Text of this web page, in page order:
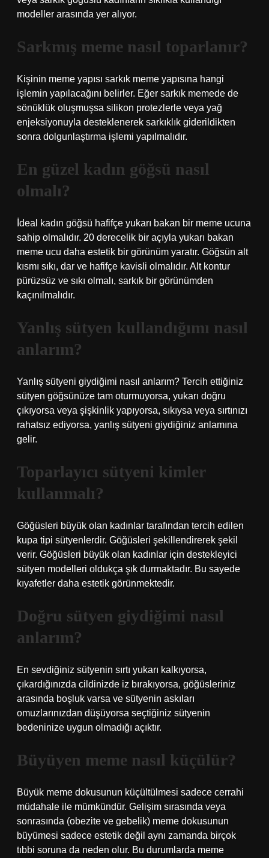
modeller arasında yer alıyor.
Sarkmış meme nasıl toparlanır?
Kişinin meme yapısı sarkık meme yapısına hangi
işlemin yapılacağını belirler. Eğer sarkık memede de
sönüklük oluşmuşsa silikon protezlerle veya yağ
enjeksiyonuyla desteklenerek sarkıklık giderildikten
sonra dolgunlaştırma işlemi yapılmalıdır.
En güzel kadın göğsü nasıl
olmalı?
İdeal kadın göğsü hafifçe yukarı bakan bir meme ucuna
sahip olmalıdır. 20 derecelik bir açıyla yukarı bakan
meme ucu daha estetik bir görünüm yaratır. Göğsün alt
kısmı sıkı, dar ve hafifçe kavisli olmalıdır. Alt kontur
pürüzsüz ve sıkı olmalı, sarkık bir görünümden
kaçınılmalıdır.
Yanlış sütyen kullandığımı nasıl
anlarım?
Yanlış sütyeni giydiğimi nasıl anlarım? Tercih ettiğiniz
sütyen göğsünüze tam oturmuyorsa, yukarı doğru
çıkıyorsa veya şişkinlik yapıyorsa, sıkıysa veya sırtınızı
rahatsız ediyorsa, yanlış sütyeni giydiğiniz anlamına
gelir.
Toparlayıcı sütyeni kimler
kullanmalı?
Göğüsleri büyük olan kadınlar tarafından tercih edilen
kupa tipi sütyenlerdir. Göğüsleri şekillendirerek şekil
verir. Göğüsleri büyük olan kadınlar için destekleyici
sütyen modelleri oldukça şık durmaktadır. Bu sayede
kıyafetler daha estetik görünmektedir.
Doğru sütyen giydiğimi nasıl
anlarım?
En sevdiğiniz sütyenin sırtı yukarı kalkıyorsa,
çıkardığınızda cildinizde iz bırakıyorsa, göğüsleriniz
arasında boşluk varsa ve sütyenin askıları
omuzlarınızdan düşüyorsa seçtiğiniz sütyenin
bedeninize uygun olmadığı açıktır.
Büyüyen meme nasıl küçülür?
Büyük meme dokusunun küçültülmesi sadece cerrahi
müdahale ile mümkündür. Gelişim sırasında veya
sonrasında (obezite ve gebelik) meme dokusunun
büyümesi sadece estetik değil aynı zamanda birçok
tıbbi soruna da neden olur. Bu durumlarda meme